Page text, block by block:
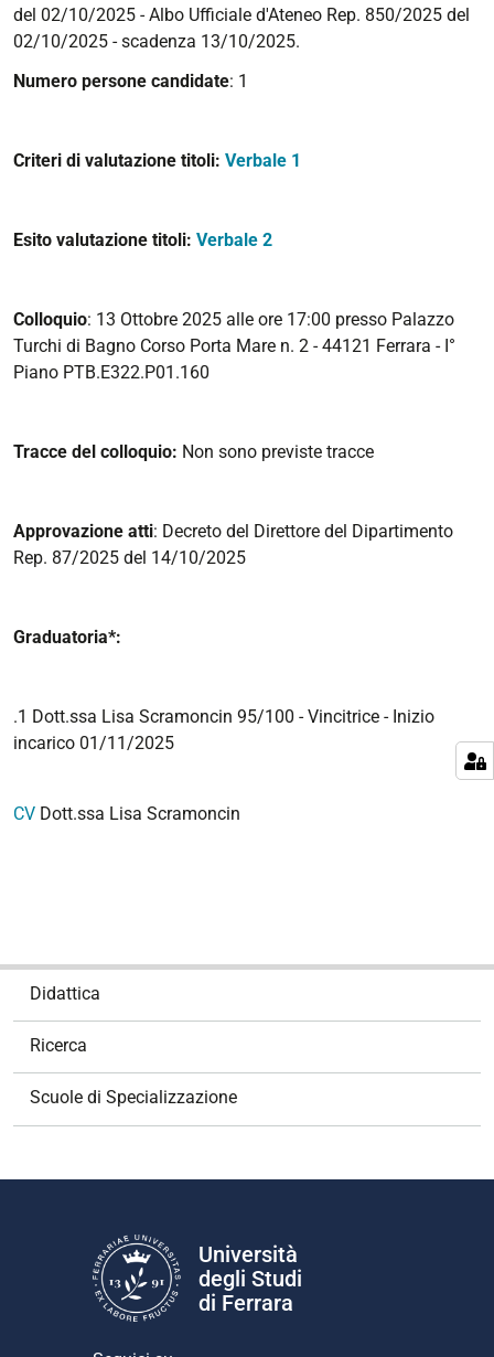
del 02/10/2025 - Albo Ufficiale d'Ateneo Rep. 850/2025 del
02/10/2025 - scadenza 13/10/2025.
Numero persone candidate: 1
Criteri di valutazione titoli: Verbale 1
Esito valutazione titoli: Verbale 2
Colloquio: 13 Ottobre 2025 alle ore 17:00 presso Palazzo
Turchi di Bagno Corso Porta Mare n. 2 - 44121 Ferrara - I°
Piano PTB.E322.P01.160
Tracce del colloquio: Non sono previste tracce
Approvazione atti: Decreto del Direttore del Dipartimento
Rep. 87/2025 del 14/10/2025
Graduatoria*:
.1 Dott.ssa Lisa Scramoncin 95/100 - Vincitrice - Inizio
incarico 01/11/2025
CV Dott.ssa Lisa Scramoncin
Didattica
Ricerca
Scuole di Specializzazione
Università
degli Studi
di Ferrara